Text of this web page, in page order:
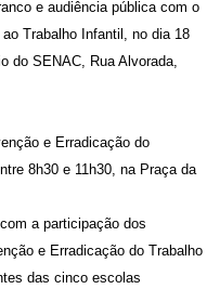
e audiência pública com o
Trabalho Infantil, no dia 18
do SENAC, Rua Alvorada,
e Erradicação do
8h30 e 11h30, na Praça da
a participação dos
e Erradicação do Trabalho
das cinco escolas